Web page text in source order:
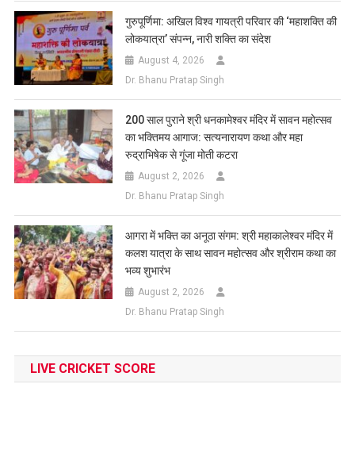
गुरुपूर्णिमा: अखिल विश्व गायत्री परिवार की ‘महाशक्ति की
लोकयात्रा’ संपन्न, नारी शक्ति का संदेश
August 4, 2026
Dr. Bhanu Pratap Singh
200 साल पुराने श्री धनकामेश्वर मंदिर में सावन महोत्सव
का भक्तिमय आगाज: सत्यनारायण कथा और महा
रुद्राभिषेक से गूंजा मोती कटरा
August 2, 2026
Dr. Bhanu Pratap Singh
आगरा में भक्ति का अनूठा संगम: श्री महाकालेश्वर मंदिर में
कलश यात्रा के साथ सावन महोत्सव और श्रीराम कथा का
भव्य शुभारंभ
August 2, 2026
Dr. Bhanu Pratap Singh
LIVE CRICKET SCORE